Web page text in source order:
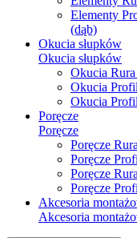
Elementy
(dąb)
Okucia słupków
Okucia słupków
Okucia
Okucia
Okucia
Poręcze
Poręcze
Poręcze
Poręcze
Poręcze
Poręcze
Akcesoria
Akcesoria